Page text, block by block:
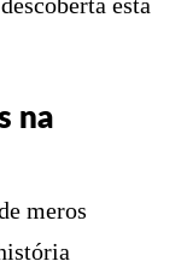
na
meros